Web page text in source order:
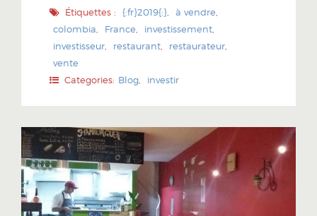
Étiquettes : {:fr}2019{:}, à vendre,
colombia, France, investissement,
investisseur, restaurant, restaurateur,
vente
Categories: Blog, investir